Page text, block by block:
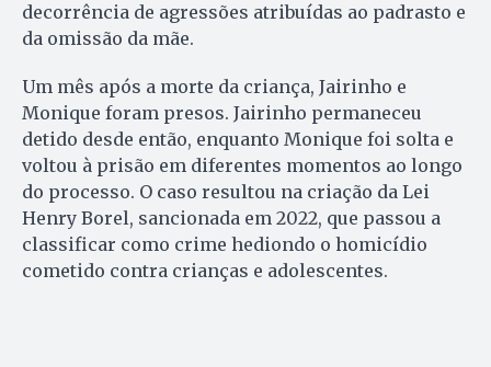
decorrência de agressões atribuídas ao padrasto e
da omissão da mãe.
Um mês após a morte da criança, Jairinho e
Monique foram presos. Jairinho permaneceu
detido desde então, enquanto Monique foi solta e
voltou à prisão em diferentes momentos ao longo
do processo. O caso resultou na criação da Lei
Henry Borel, sancionada em 2022, que passou a
classificar como crime hediondo o homicídio
cometido contra crianças e adolescentes.